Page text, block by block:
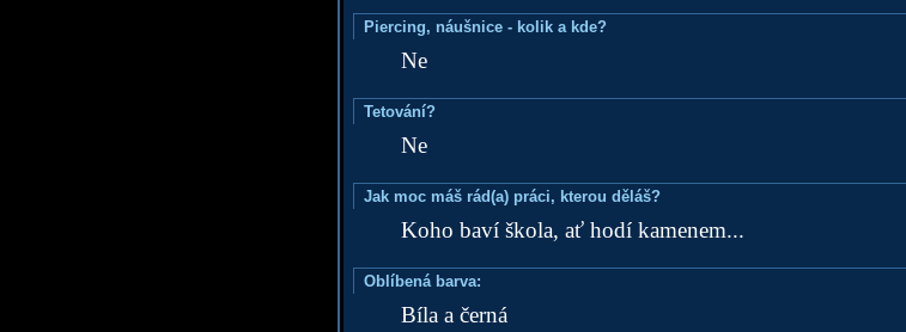
Piercing, náušnice - kolik a kde?
Ne
Tetování?
Ne
Jak moc máš rád(a) práci, kterou děláš?
Koho baví škola, ať hodí kamenem...
Oblíbená barva:
Bíla a černá